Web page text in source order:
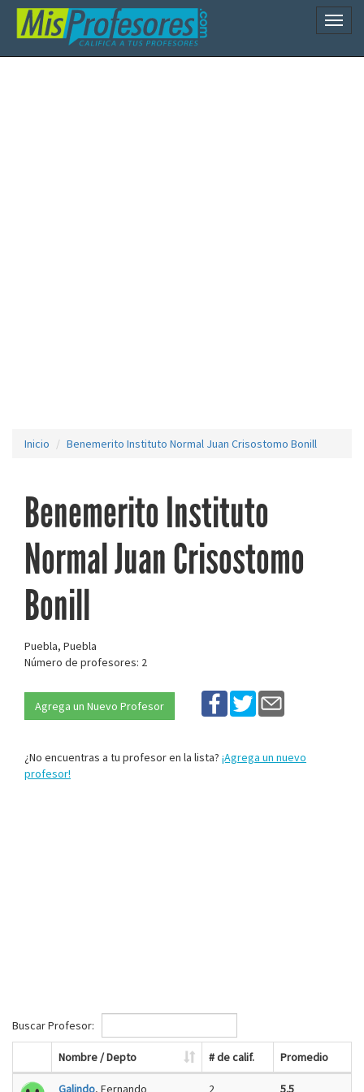
Inicio Benemerito Instituto Normal Juan Crisostomo Bonill
Benemerito Instituto
Normal Juan Crisostomo
Bonill
Puebla, Puebla
Número de profesores: 2
Agrega un Nuevo Profesor
¿No encuentras a tu profesor en la lista? ¡Agrega un nuevo
profesor!
Buscar Profesor:
Nombre / Depto # de calif. Promedio
Galindo, Fernando 2 5.5